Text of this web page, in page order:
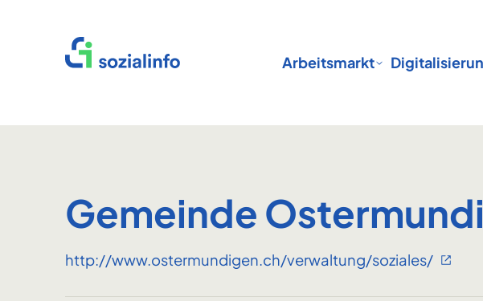
Startseite
Arbeitsmarkt
Gemeinde
http://www.ostermundigen.ch/verwaltung/soziales/